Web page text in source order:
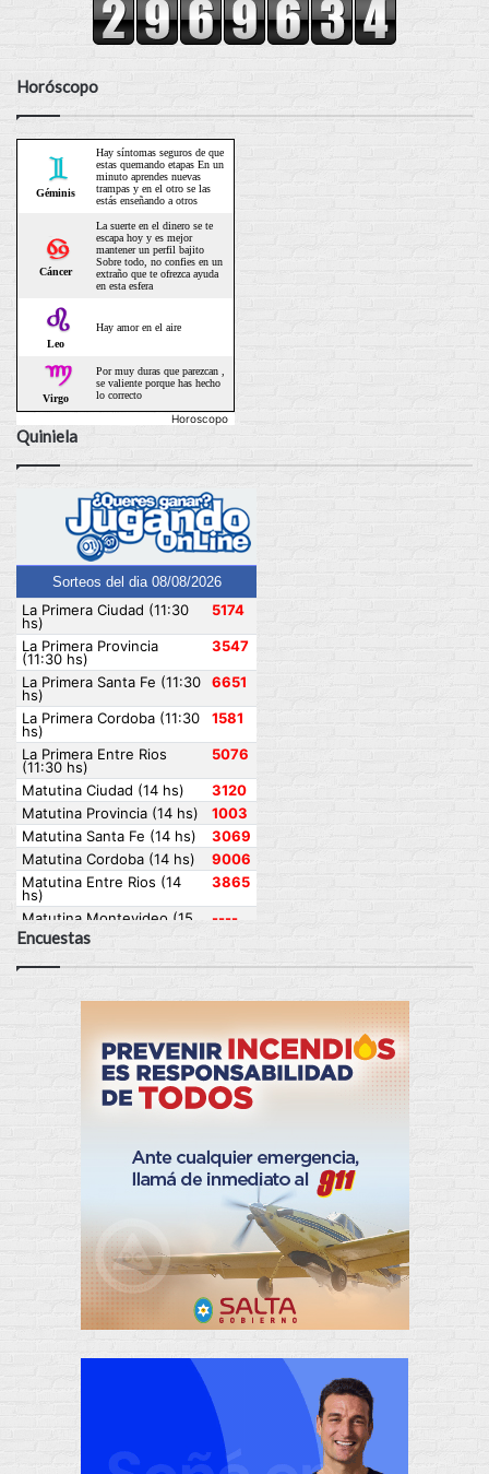
Horóscopo
Horoscopo
Quiniela
Encuestas